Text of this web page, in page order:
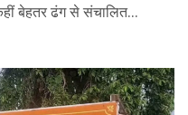
बेहतर ढंग से संचालित...